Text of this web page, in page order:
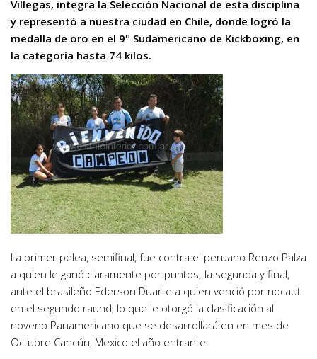
Villegas, integra la Selección Nacional de esta disciplina
y representó a nuestra ciudad en Chile, donde logró la
medalla de oro en el 9º Sudamericano de Kickboxing, en
la categoría hasta 74 kilos.
La primer pelea, semifinal, fue contra el peruano Renzo Palza
a quien le ganó claramente por puntos; la segunda y final,
ante el brasileño Ederson Duarte a quien venció por nocaut
en el segundo raund, lo que le otorgó la clasificación al
noveno Panamericano que se desarrollará en en mes de
Octubre Cancún, Mexico el año entrante.